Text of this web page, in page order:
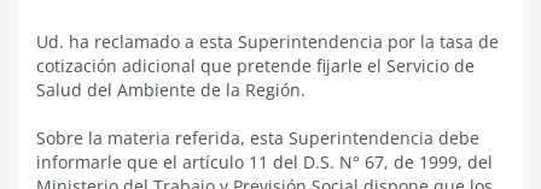
Ud. ha reclamado a esta Superintendencia por la tasa de
cotización adicional que pretende fijarle el Servicio de
Salud del Ambiente de la Región.
Sobre la materia referida, esta Superintendencia debe
informarle que el artículo 11 del D.S. N° 67, de 1999, del